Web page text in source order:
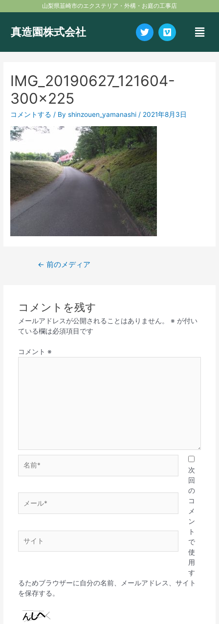
容
山梨県韮崎市のエクステリア・外構・お庭の工事店
真造園株式会社 TwitterVimeo
メ
ニ
ュ
IMG_20190627_121604-
300×225
コメントする / Byshinzouen_yamanashi/ 2021年8月3日
稿
ナ
ビ
ョ
ン
← 前のメディア
コメントを残す
メールアドレスが公開されることはありません。 ※ が付い
ている欄は必須項目です
コメント ※
前
ー
次
回
の
コ
メ
ン
ト
で
使
用
す
るためブラウザーに自分の名前、メールアドレス、サイト
を保存する。